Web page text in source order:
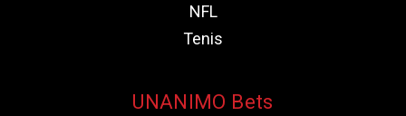
NFL
Tenis
UNANIMO Bets